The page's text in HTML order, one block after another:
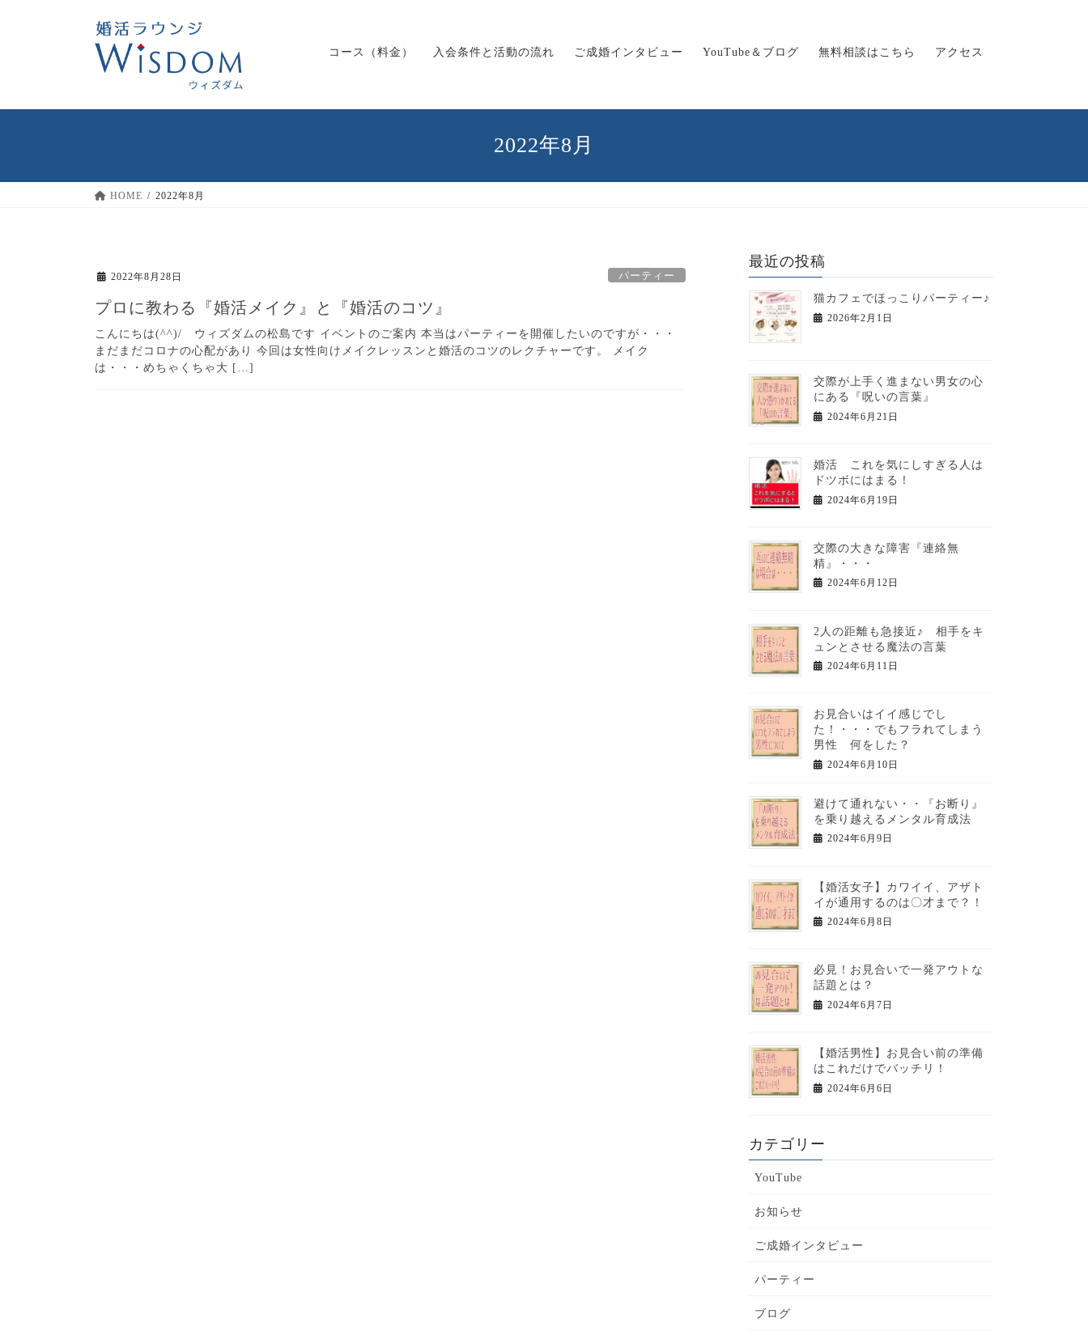
プ
動
コース（料金） 入会条件と活動の流れ ご成婚インタビュー YouTube＆ブログ 無料相談はこちら アクセス
2022年8月
HOME 2022年8月
2022年8月28日 パーティー
プロに教わる『婚活メイク』と『婚活のコツ』
こんにちは(^^)/ ウィズダムの松島です イベントのご案内 本当はパーティーを開催したいのですが・・・
まだまだコロナの心配があり 今回は女性向けメイクレッスンと婚活のコツのレクチャーです。 メイク
は・・・めちゃくちゃ大 […]
最近の投稿
猫カフェでほっこりパーティー♪
2026年2月1日
交際が上手く進まない男女の心
にある『呪いの言葉』
2024年6月21日
婚活 これを気にしすぎる人は
ドツボにはまる！
2024年6月19日
交際の大きな障害『連絡無
精』・・・
2024年6月12日
2人の距離も急接近♪ 相手をキ
ュンとさせる魔法の言葉
2024年6月11日
お見合いはイイ感じでし
た！・・・でもフラれてしまう
男性 何をした？
2024年6月10日
避けて通れない・・『お断り』
を乗り越えるメンタル育成法
2024年6月9日
【婚活女子】カワイイ、アザト
イが通用するのは〇才まで？！
2024年6月8日
必見！お見合いで一発アウトな
話題とは？
2024年6月7日
【婚活男性】お見合い前の準備
はこれだけでバッチリ！
2024年6月6日
カテゴリー
YouTube
お知らせ
ご成婚インタビュー
パーティー
ブログ